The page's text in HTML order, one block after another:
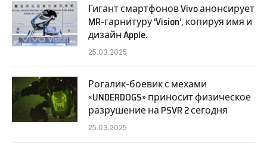
Гигант смартфонов Vivo анонсирует
MR-гарнитуру ‘Vision’, копируя имя и
дизайн Apple.
25.03.2025
Рогалик-боевик с мехами
«UNDERDOGS» приносит физическое
разрушение на PSVR 2 сегодня
25.03.2025